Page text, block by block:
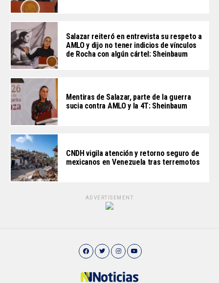
Salazar reiteró en entrevista su respeto a
AMLO y dijo no tener indicios de vínculos
de Rocha con algún cártel: Sheinbaum
Mentiras de Salazar, parte de la guerra
sucia contra AMLO y la 4T: Sheinbaum
CNDH vigila atención y retorno seguro de
mexicanos en Venezuela tras terremotos
ADVERTISEMENT